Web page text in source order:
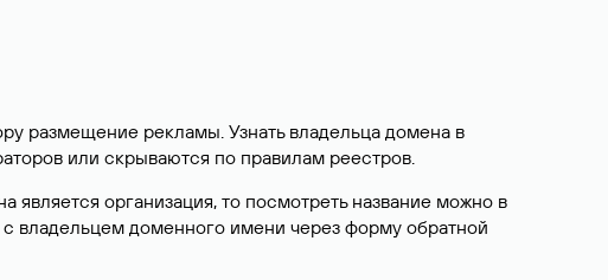
размещение рекламы. Узнать владельца домена в
или скрываются по правилам реестров.
организация, то посмотреть название можно в
с владельцем доменного имени через форму обратной